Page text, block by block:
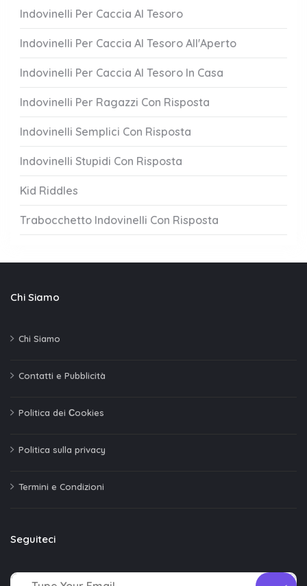
Indovinelli Per Caccia Al Tesoro
Indovinelli Per Caccia Al Tesoro All'Aperto
Indovinelli Per Caccia Al Tesoro In Casa
Indovinelli Per Ragazzi Con Risposta
Indovinelli Semplici Con Risposta
Indovinelli Stupidi Con Risposta
Kid Riddles
Trabocchetto Indovinelli Con Risposta
Chi Siamo
Chi Siamo
Contatti e Pubblicità
Politica dei Сookies
Politica sulla privacy
Termini e Condizioni
Seguiteci